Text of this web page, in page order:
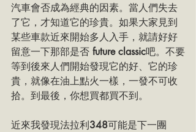
汽車會否成為經典的因素。當人們失去
了它，才知道它的珍貴。如果大家見到
某些車款近來開始多人入手，就請好好
留意一下那部是否 future classic吧。不要
等到後來人們開始發現它的好、它的珍
貴，就像在油上點火一樣，一發不可收
拾。到最後，你想買都買不到。
近來我發現法拉利348可能是下一團